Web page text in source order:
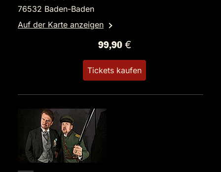
76532 Baden-Baden
Auf der Karte anzeigen
99,90 €
Tickets kaufen